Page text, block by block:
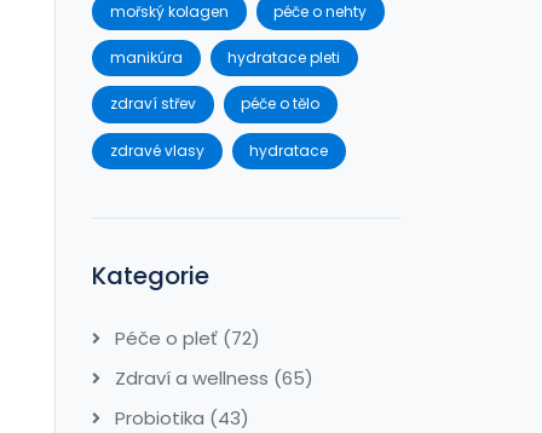
mořský kolagen péče o nehty
manikúra hydratace pleti
zdraví střev péče o tělo
zdravé vlasy hydratace
Kategorie
Péče o pleť (72)
Zdraví a wellness (65)
Probiotika (43)